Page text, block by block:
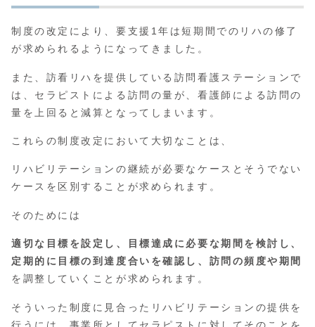
制度の改定により、要支援1年は短期間でのリハの修了
が求められるようになってきました。
また、訪看リハを提供している訪問看護ステーションで
は、セラピストによる訪問の量が、看護師による訪問の
量を上回ると減算となってしまいます。
これらの制度改定において大切なことは、
リハビリテーションの継続が必要なケースとそうでない
ケースを区別することが求められます。
そのためには
適切な目標を設定し、目標達成に必要な期間を検討し、
定期的に目標の到達度合いを確認し、訪問の頻度や期間
を調整していくことが求められます。
そういった制度に見合ったリハビリテーションの提供を
行うには、事業所としてセラピストに対してそのことを